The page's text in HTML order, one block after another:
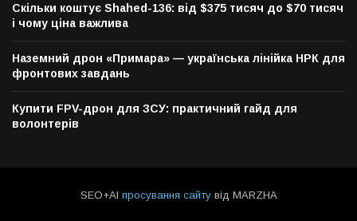
Скільки коштує Shahed-136: від $375 тисяч до $70 тисяч
і чому ціна важлива
Наземний дрон «Примара» — українська лінійка НРК для
фронтових завдань
Купити FPV-дрон для ЗСУ: практичний гайд для
волонтерів
SEO+AI просування сайтувід MARZHA